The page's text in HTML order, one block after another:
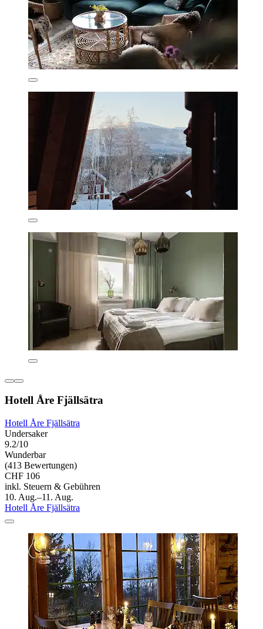
Hotell Åre Fjällsätra
Hotell Åre Fjällsätra
Undersaker
9.2/10
Wunderbar
(413 Bewertungen)
CHF 106
inkl. Steuern & Gebühren
10. Aug.–11. Aug.
Hotell Åre Fjällsätra